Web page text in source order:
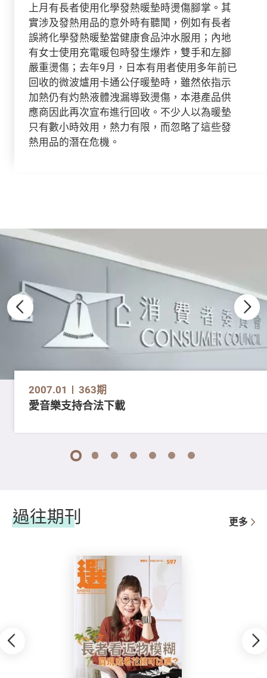
上月有長者使用化學發熱暖墊時燙傷腳掌。其
實涉及發熱用品的意外時有聽聞，例如有長者
誤將化學發熱暖墊當健康食品沖水服用；內地
有女士使用充電暖包時發生爆炸，雙手和左腳
嚴重燙傷；去年9月，日本有用者使用多年前已
回收的微波爐用卡通公仔暖墊時，雖然依指示
加熱仍有灼熱液體洩漏導致燙傷，本港產品供
應商因此再次宣布進行回收。不少人以為暖墊
只有數小時效用，熱力有限，而忽略了這些發
熱用品的潛在危機。
2007.01 363期
愛音樂支持合法下載
1 2 3 4 5 6 7
過往期刊 更多